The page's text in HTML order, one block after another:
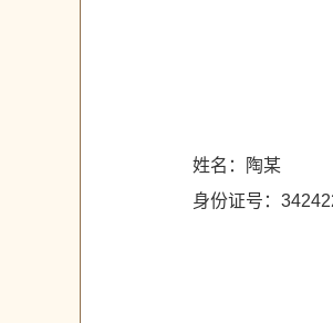
姓名：陶某
身份证号：